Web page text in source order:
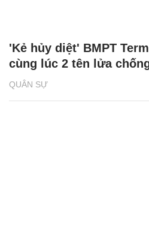
QUÂN SỰ
'Kẻ hủy diệt' BMPT
cùng lúc 2 tên lửa